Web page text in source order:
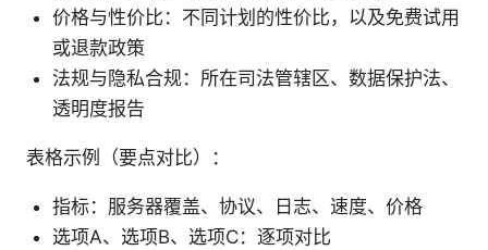
价格与性价比：不同计划的性价比，以及免费试用
或退款政策
法规与隐私合规：所在司法管辖区、数据保护法、
透明度报告
表格示例（要点对比）：
指标：服务器覆盖、协议、日志、速度、价格
选项A、选项B、选项C：逐项对比